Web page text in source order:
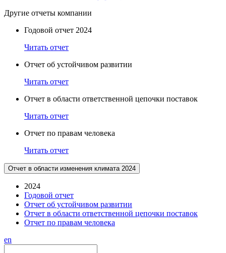
Другие отчеты компании
Годовой отчет 2024
Читать отчет
Отчет об устойчивом развитии
Читать отчет
Отчет в области ответственной цепочки поставок
Читать отчет
Отчет по правам человека
Читать отчет
Отчет в области изменения климата 2024
2024
Годовой отчет
Отчет об устойчивом развитии
Отчет в области ответственной цепочки поставок
Отчет по правам человека
en